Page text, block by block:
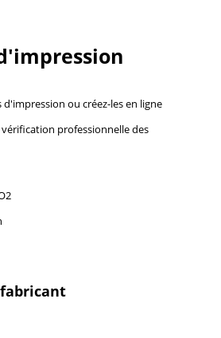
d'impression ou créez-les en ligne
professionnelle des